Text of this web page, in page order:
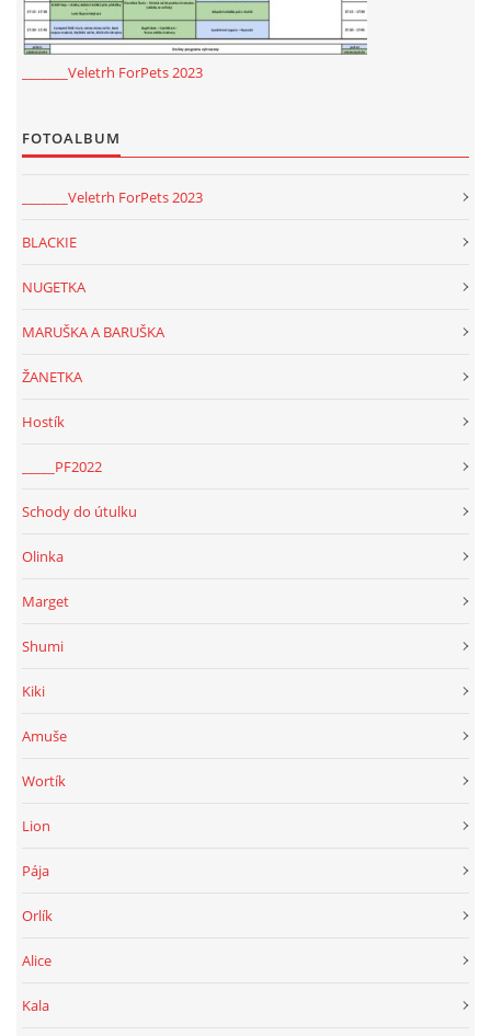
_______Veletrh ForPets 2023
FOTOALBUM
_______Veletrh ForPets 2023
BLACKIE
NUGETKA
MARUŠKA A BARUŠKA
ŽANETKA
Hostík
_____PF2022
Schody do útulku
Olinka
Marget
Shumi
Kiki
Amuše
Wortík
Lion
Pája
Orlík
Alice
Kala